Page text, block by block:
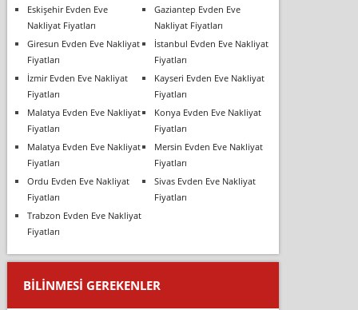
Eskişehir Evden Eve
Nakliyat Fiyatları
Gaziantep Evden Eve
Nakliyat Fiyatları
Giresun Evden Eve Nakliyat
Fiyatları
İstanbul Evden Eve Nakliyat
Fiyatları
İzmir Evden Eve Nakliyat
Fiyatları
Kayseri Evden Eve Nakliyat
Fiyatları
Malatya Evden Eve Nakliyat
Fiyatları
Konya Evden Eve Nakliyat
Fiyatları
Malatya Evden Eve Nakliyat
Fiyatları
Mersin Evden Eve Nakliyat
Fiyatları
Ordu Evden Eve Nakliyat
Fiyatları
Sivas Evden Eve Nakliyat
Fiyatları
Trabzon Evden Eve Nakliyat
Fiyatları
BILINMESI GEREKENLER